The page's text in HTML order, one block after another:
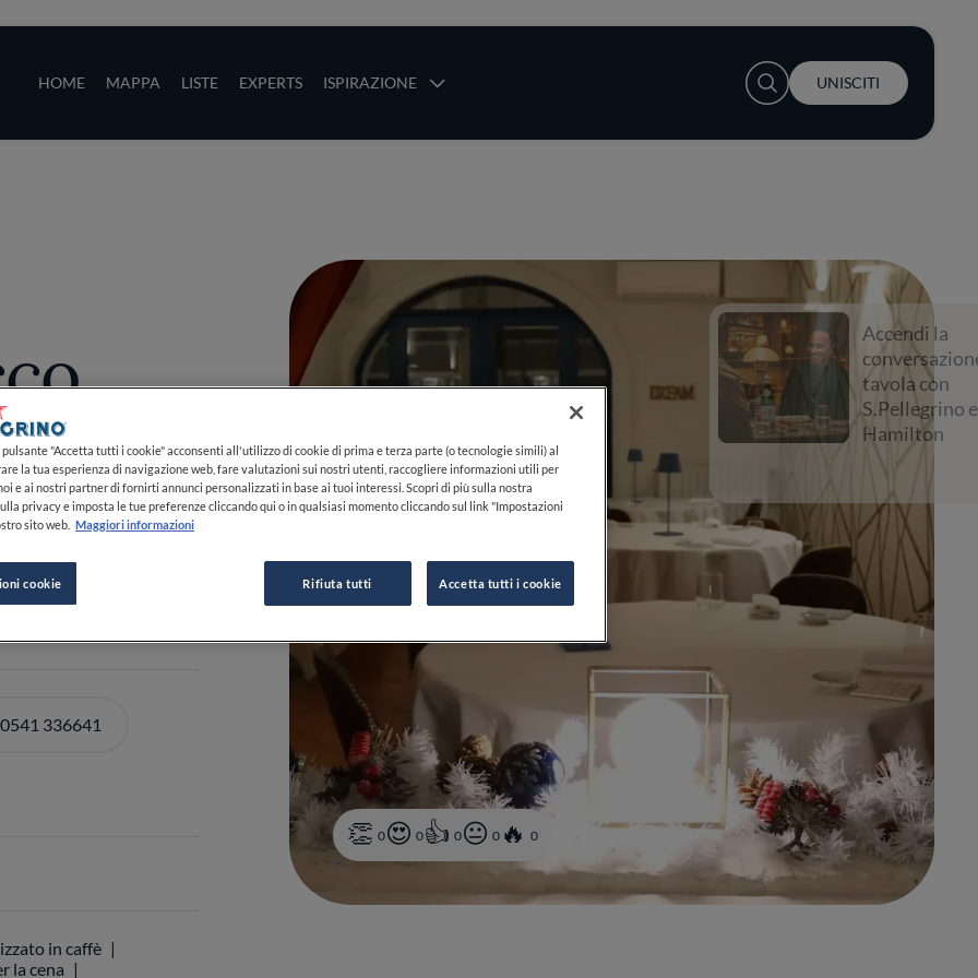
HOME MAPPA LISTE EXPERTS ISPIRAZIONE
User account menu
UNISCITI
0 0 0 0 0
Accendi la
conversazione a
tavola con
S.Pellegrino e Lewis
Hamilton
336641
in caffè
la cena
"Accetta tutti i cookie" acconsenti all'utilizzo di cookie di prima e terza parte (o tecnologie simili) al
la tua esperienza di navigazione web, fare valutazioni sui nostri utenti, raccogliere informazioni utili per
e ai nostri partner di fornirti annunci personalizzati in base ai tuoi interessi. Scopri di più sulla nostra
privacy e imposta le tue preferenze cliccando qui o in qualsiasi momento cliccando sul link "Impostazioni
sito web. Maggiori informazioni
cookie Rifiuta tutti Accetta tutti i cookie